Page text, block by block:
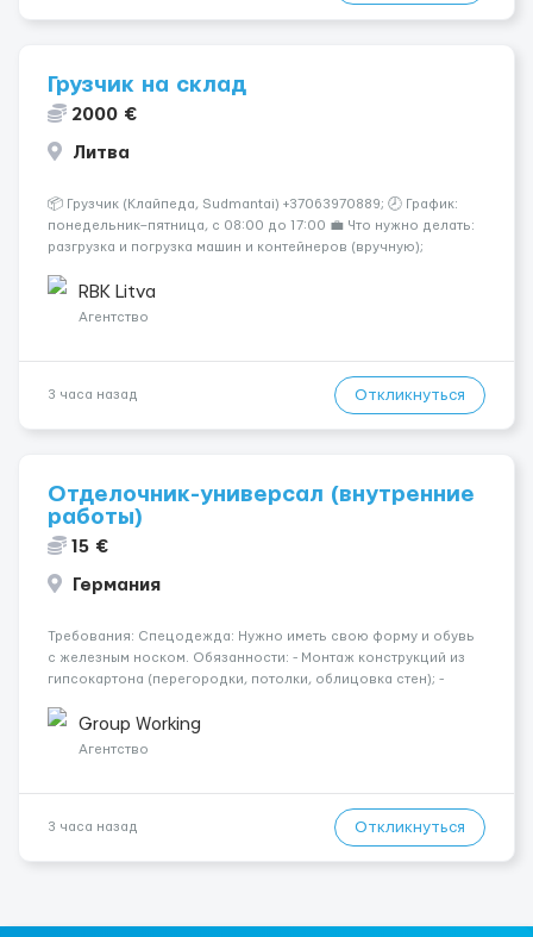
Грузчик на склад
2000 €
Литва
📦 Грузчик (Клайпеда, Sudmantai) +37063970889; 🕗 График:
понедельник–пятница, с 08:00 до 17:00 💼 Что нужно делать:
разгрузка и погрузка машин и контейнеров (вручную);
выполнение других поручений заведующего складом. ✅
Требования: ...
RBK Litva
Агентство
3 часа назад Откликнуться
Отделочник-универсал (внутренние
работы)
15 €
Германия
Требования: Спецодежда: Нужно иметь свою форму и обувь
с железным носком. Обязанности: - Монтаж конструкций из
гипсокартона (перегородки, потолки, облицовка стен); -
малярных работ (шпатлевка, грунтовка, покраска); -
Штукатурные работы ...
Group Working
Агентство
3 часа назад Откликнуться